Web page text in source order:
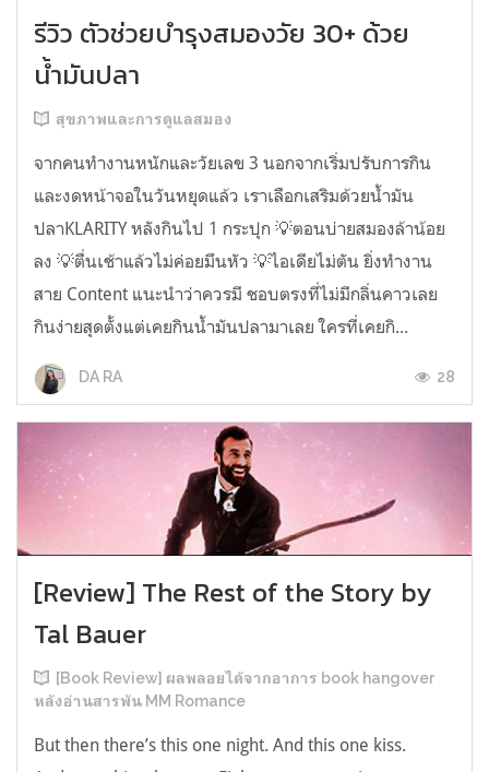
รีวิว ตัวช่วยบำรุงสมองวัย 30+ ด้วย
น้ำมันปลา
สุขภาพและการดูแลสมอง
จากคนทำงานหนักและวัยเลข 3 นอกจากเริ่มปรับการกิน
และงดหน้าจอในวันหยุดแล้ว เราเลือกเสริมด้วยน้ำมัน
ปลาKLARITY หลังกินไป 1 กระปุก 💡ตอนบ่ายสมองล้าน้อย
ลง 💡ตื่นเช้าแล้วไม่ค่อยมึนหัว 💡ไอเดียไม่ตัน ยิ่งทำงาน
สาย Content แนะนำว่าควรมี ชอบตรงที่ไม่มีกลิ่นคาวเลย
กินง่ายสุดตั้งแต่เคยกินน้ำมันปลามาเลย ใครที่เคยกิ...
DA RA 28
[Review] The Rest of the Story by
Tal Bauer
[Book Review] ผลพลอยได้จากอาการ book hangover
หลังอ่านสารพัน MM Romance
But then there’s this one night. And this one kiss.